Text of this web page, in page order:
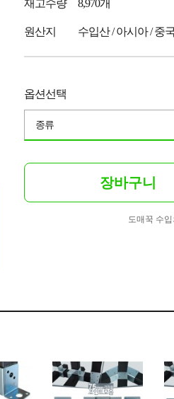
재고수량 8,970개
원산지 수입산 / 아시아 / 중
옵션선택
종류
장바구니
도매꾹 수